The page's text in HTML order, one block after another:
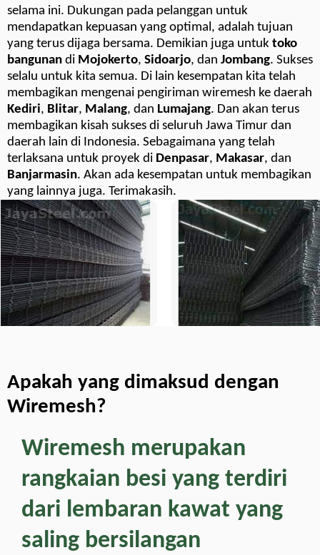
selama ini. Dukungan pada pelanggan untuk
mendapatkan kepuasan yang optimal, adalah tujuan
yang terus dijaga bersama. Demikian juga untuk toko
bangunan di Mojokerto, Sidoarjo, dan Jombang. Sukses
selalu untuk kita semua. Di lain kesempatan kita telah
membagikan mengenai pengiriman wiremesh ke daerah
Kediri, Blitar, Malang, dan Lumajang. Dan akan terus
membagikan kisah sukses di seluruh Jawa Timur dan
daerah lain di Indonesia. Sebagaimana yang telah
terlaksana untuk proyek di Denpasar, Makasar, dan
Banjarmasin. Akan ada kesempatan untuk membagikan
yang lainnya juga. Terimakasih.
Apakah yang dimaksud dengan
Wiremesh?
Wiremesh merupakan
rangkaian besi yang terdiri
dari lembaran kawat yang
saling bersilangan